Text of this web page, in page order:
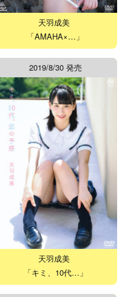
天羽成美
「AMAHA×…」
2019/8/30 発売
天羽成美
「キミ、10代…」